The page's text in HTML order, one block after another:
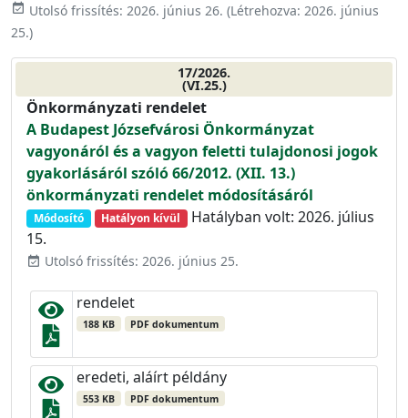
event_available Utolsó frissítés: 2026. június 26. (Létrehozva: 2026. június
25.)
17/2026.
(VI.25.)
Önkormányzati rendelet
A Budapest Józsefvárosi Önkormányzat
vagyonáról és a vagyon feletti tulajdonosi jogok
gyakorlásáról szóló 66/2012. (XII. 13.)
önkormányzati rendelet módosításáról
Módosító Hatályon kívül
Hatályban volt: 2026. július
15.
event_available Utolsó frissítés: 2026. június 25.
rendelet
188 KB PDF dokumentum
eredeti, aláírt példány
553 KB PDF dokumentum